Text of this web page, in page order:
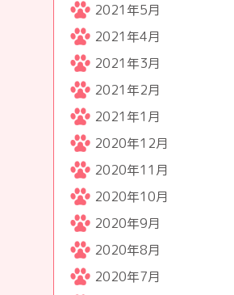
2021年5月
2021年4月
2021年3月
2021年2月
2021年1月
2020年12月
2020年11月
2020年10月
2020年9月
2020年8月
2020年7月